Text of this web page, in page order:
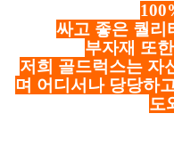
싸고 좋은 퀄리
부자재 또
저희 골드럭스는 자
며 어디서나 당당하
도